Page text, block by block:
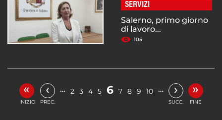
SERVIZI
Salerno, primo giorno
di lavoro...
105
«
INIZIO
‹
PREC.
… 2 3 4 5 6 7 8 9 10 … ›
SUCC.
»
FINE